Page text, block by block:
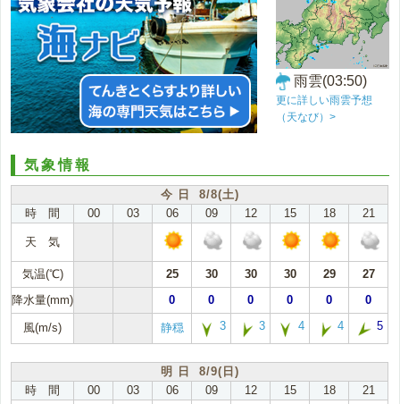
雨雲(03:50)
更に詳しい雨雲予想
（天なび）>
気象情報
今 日 8/8(土)
時 間
00 03 06 09 12 15 18 21
天 気
気温(℃) 25 30 30 30 29
27
降水量(mm)
0 0 0 0 0 0
風(m/s) 静穏 3 3 4 4 5
明 日 8/9(日)
時 間
00 03 06 09 12 15 18 21